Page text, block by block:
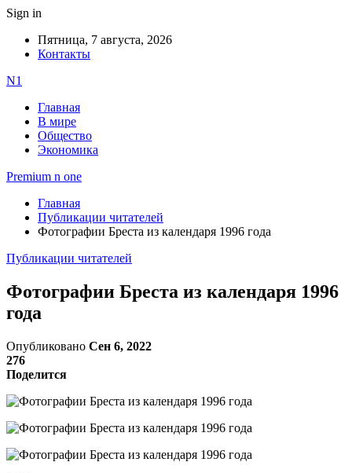
Sign in
Пятница, 7 августа, 2026
Контакты
N1
Главная
В мире
Общество
Экономика
Premium n one
Главная
Публикации читателей
Фотографии Бреста из календаря 1996 года
Публикации читателей
Фотографии Бреста из календаря 1996
года
Опубликовано Сен 6, 2022
276
Поделится